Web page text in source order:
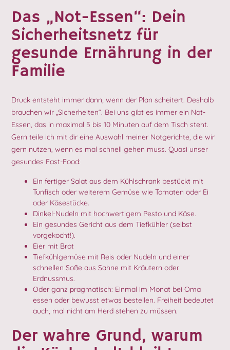
Das „Not-Essen“: Dein
Sicherheitsnetz für
gesunde Ernährung in der
Familie
Druck entsteht immer dann, wenn der Plan scheitert. Deshalb
brauchen wir „Sicherheiten“. Bei uns gibt es immer ein Not-
Essen, das in maximal 5 bis 10 Minuten auf dem Tisch steht.
Gern teile ich mit dir eine Auswahl meiner Notgerichte, die wir
gern nutzen, wenn es mal schnell gehen muss. Quasi unser
gesundes Fast-Food:
Ein fertiger Salat aus dem Kühlschrank bestückt mit
Tunfisch oder weiterem Gemüse wie Tomaten oder Ei
oder Käsestücke.
Dinkel-Nudeln mit hochwertigem Pesto und Käse.
Ein gesundes Gericht aus dem Tiefkühler (selbst
vorgekocht!).
Eier mit Brot
Tiefkühlgemüse mit Reis oder Nudeln und einer
schnellen Soße aus Sahne mit Kräutern oder
Erdnussmus.
Oder ganz pragmatisch: Einmal im Monat bei Oma
essen oder bewusst etwas bestellen. Freiheit bedeutet
auch, mal nicht am Herd stehen zu müssen.
Der wahre Grund, warum